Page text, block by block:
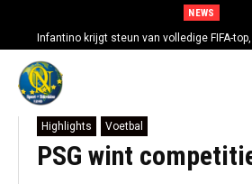
NEWS
Infantino krijgt steun van volledige FIFA-
excuses aan
Highlights Voetbal
PSG wint